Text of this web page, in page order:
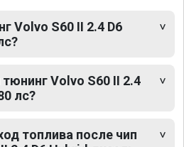
Volvo S60 II 2.4 D6
Volvo S60 II 2.4
лс?
топлива после чип